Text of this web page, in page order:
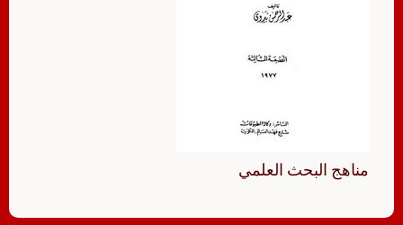
مناهج البحث العلمي